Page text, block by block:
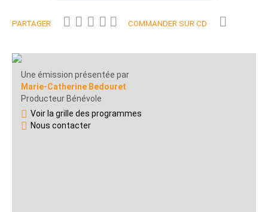
PARTAGER COMMANDER SUR CD
Une émission présentée par
Marie-Catherine Bedouret
Producteur Bénévole
Voir la grille des programmes
Nous contacter